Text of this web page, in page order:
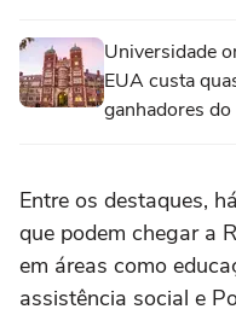
Universidade
EUA custa
ganhadores
Entre os destaques,
que podem chegar a
em áreas como
assistência social e